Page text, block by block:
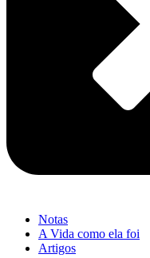
Notas
A Vida como ela foi
Artigos